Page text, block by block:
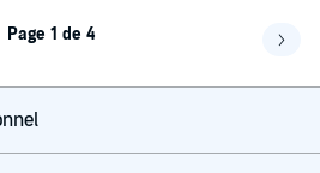
Page 1 de 4